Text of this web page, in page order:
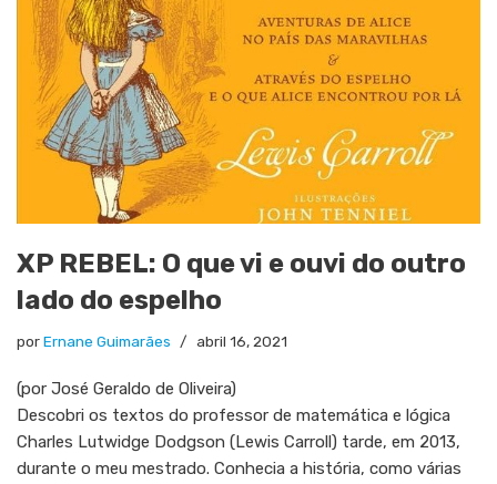
XP REBEL: O que vi e ouvi do outro
lado do espelho
porErnane Guimarães abril 16, 2021
(por José Geraldo de Oliveira)
Descobri os textos do professor de matemática e lógica
Charles Lutwidge Dodgson (Lewis Carroll) tarde, em 2013,
durante o meu mestrado. Conhecia a história, como várias